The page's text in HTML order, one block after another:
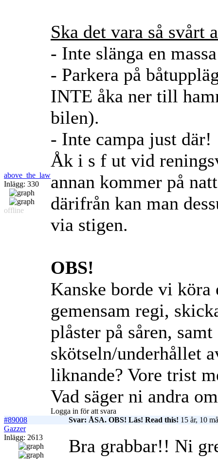
above_the_law
Inlägg: 330
offline
Ska det vara så svårt
- Inte slänga en
- Parkera på
INTE åka ner till
bilen).
- Inte campa just där!
Åk i s f ut vid
annan kommer på
därifrån kan man
via stigen.
OBS!
Kanske borde vi köra
gemensam regi,
plåster på såren,
skötseln/underhållet
liknande? Vore trist
Vad säger ni andra
Logga in för att svara
#89008
Svar: ÅSA. OBS! Läs! Read this! 15 år, 10
Gazzer
Inlägg: 2613
Bra grabbar!! Ni